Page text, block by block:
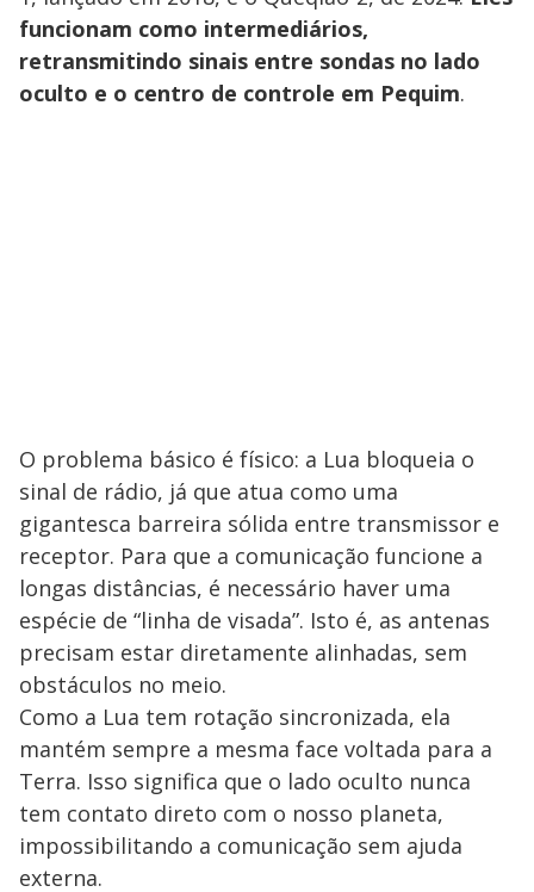
funcionam como intermediários,
retransmitindo sinais entre sondas no lado
oculto e o centro de controle em Pequim.
O problema básico é físico: a Lua bloqueia o
sinal de rádio, já que atua como uma
gigantesca barreira sólida entre transmissor e
receptor. Para que a comunicação funcione a
longas distâncias, é necessário haver uma
espécie de “linha de visada”. Isto é, as antenas
precisam estar diretamente alinhadas, sem
obstáculos no meio.
Como a Lua tem rotação sincronizada, ela
mantém sempre a mesma face voltada para a
Terra. Isso significa que o lado oculto nunca
tem contato direto com o nosso planeta,
impossibilitando a comunicação sem ajuda
externa.